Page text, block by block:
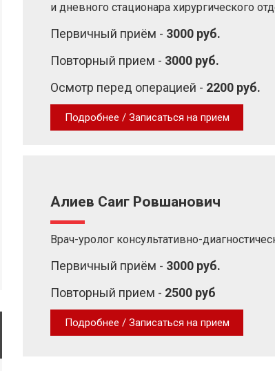
и дневного стационара хирургического
Первичный приём - 3000 руб.
Повторный прием - 3000 руб.
Осмотр перед операцией - 2200 руб.
Подробнее / Записаться на прием
Алиев Саиг Ровшанович
Врач-уролог консультативно-
Первичный приём - 3000 руб.
Повторный прием - 2500 руб
Подробнее / Записаться на прием